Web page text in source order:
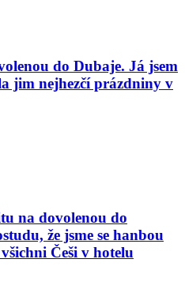
do Dubaje. Já jsem
jim nejhezčí prázdniny v
na dovolenou do
že jsme se hanbou
Češi v hotelu